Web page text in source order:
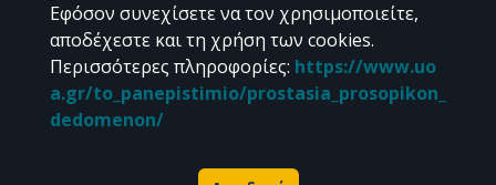
CC BY-NC 4.0
Εκτός αν αναφέρεται διαφορετικά, το υλικό της "Περγάμου" διατίθεται
Powered by
Εφόσον συνεχίσετε να τον χρησιμοποιείτε,
αποδέχεστε και τη χρήση των cookies.
Περισσότερες πληροφορίες: https://www.uo
a.gr/to_panepistimio/prostasia_prosopikon_
dedomenon/